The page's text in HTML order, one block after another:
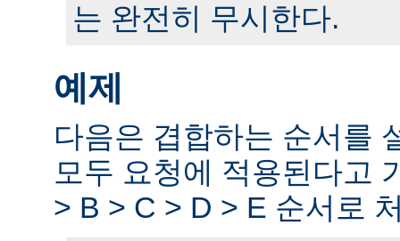
는 완전히 무시한다.
예제
다음은 겹합하는 순서를
모두 요청에 적용된다고
> B > C > D > E 순서로